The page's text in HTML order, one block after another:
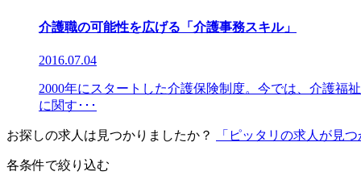
介護職の可能性を広げる「介護事務スキル」
2016.07.04
2000年にスタートした介護保険制度。今では、介護福
に関す･･･
お探しの求人は見つかりましたか？ 「ピッタリの求人が見
各条件で絞り込む